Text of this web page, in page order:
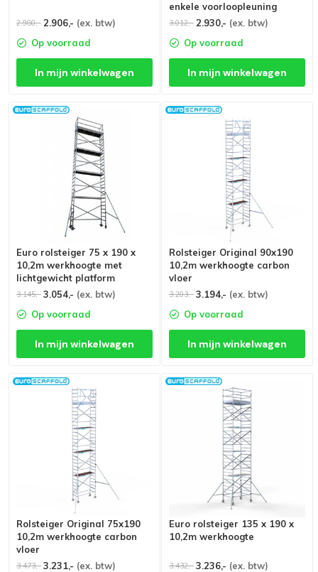
2.980,- 2.906,- (ex. btw)
Op voorraad
In mijn winkelwagen
enkele voorloopleuning
3.012,- 2.930,- (ex. btw)
Op voorraad
In mijn winkelwagen
Euro rolsteiger 75 x 190 x
10,2m werkhoogte met
lichtgewicht platform
3.145,- 3.054,- (ex. btw)
Op voorraad
In mijn winkelwagen
Rolsteiger Original 90x190
10,2m werkhoogte carbon
vloer
3.203,- 3.194,- (ex. btw)
Op voorraad
In mijn winkelwagen
Rolsteiger Original 75x190
10,2m werkhoogte carbon
vloer
3.473,- 3.231,- (ex. btw)
Euro rolsteiger 135 x 190 x
10,2m werkhoogte
3.432,- 3.236,- (ex. btw)